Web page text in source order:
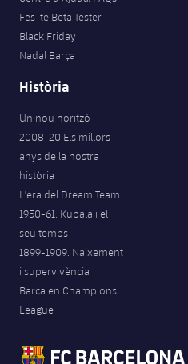
Fes-te Beta Tester
Black Friday
Nadal Barça
Història
Un nou horitzó
2008-20 Els millors
anys de la nostra
història
L'era del Dream Team
1950-61. Kubala i el
seu temps
1899-1909. Naixement
i supervivència
Barça en Champions
League